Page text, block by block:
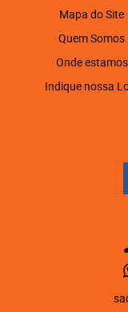
Mapa do Site
Quem Somos
Onde estamos
Indique nossa